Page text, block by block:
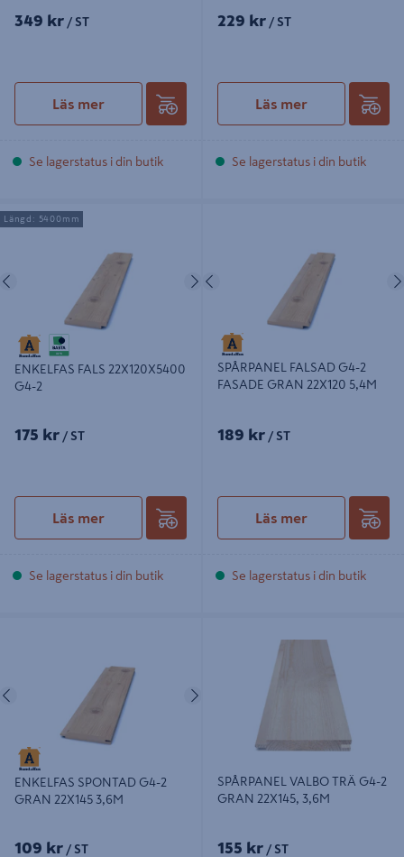
349 kr / ST
Läs mer
Se lagerstatus i din butik
229 kr / ST
Läs mer
Se lagerstatus i din butik
ENKELFAS FALS 22X120X5400 G4-
2
Nästa
ENKELFAS FALS 22X120X5400
G4-2
175 kr / ST
Läs mer
Längd: 5400mm
Se lagerstatus i din butik
SPÅRPANEL FALSAD G4-2
FASADE GRAN 22X120 5,4M
189 kr / ST
Läs mer
Se lagerstatus i din butik
ENKELFAS SPONTAD G4-2
GRAN 22X145 3,6M
109 kr / ST
GRAN 22X145, 3,6M
SPÅRPANEL VALBO TRÄ G4-2
GRAN 22X145, 3,6M
155 kr / ST